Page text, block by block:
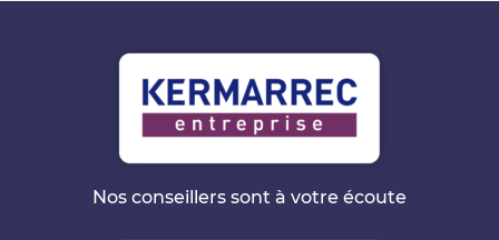
Nos conseillers sont à votre écoute